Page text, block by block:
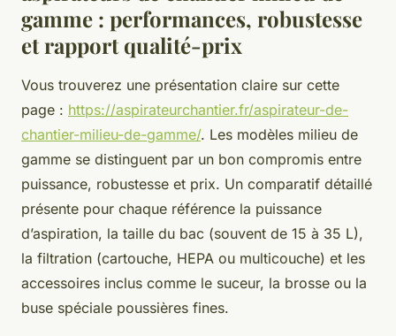
gamme : performances, robustesse
et rapport qualité-prix
Vous trouverez une présentation claire sur cette
page : https://aspirateurchantier.fr/aspirateur-de-
chantier-milieu-de-gamme/. Les modèles milieu de
gamme se distinguent par un bon compromis entre
puissance, robustesse et prix. Un comparatif détaillé
présente pour chaque référence la puissance
d’aspiration, la taille du bac (souvent de 15 à 35 L),
la filtration (cartouche, HEPA ou multicouche) et les
accessoires inclus comme le suceur, la brosse ou la
buse spéciale poussières fines.